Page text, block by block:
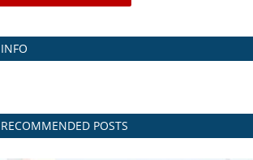
INFO
RECOMMENDED POSTS